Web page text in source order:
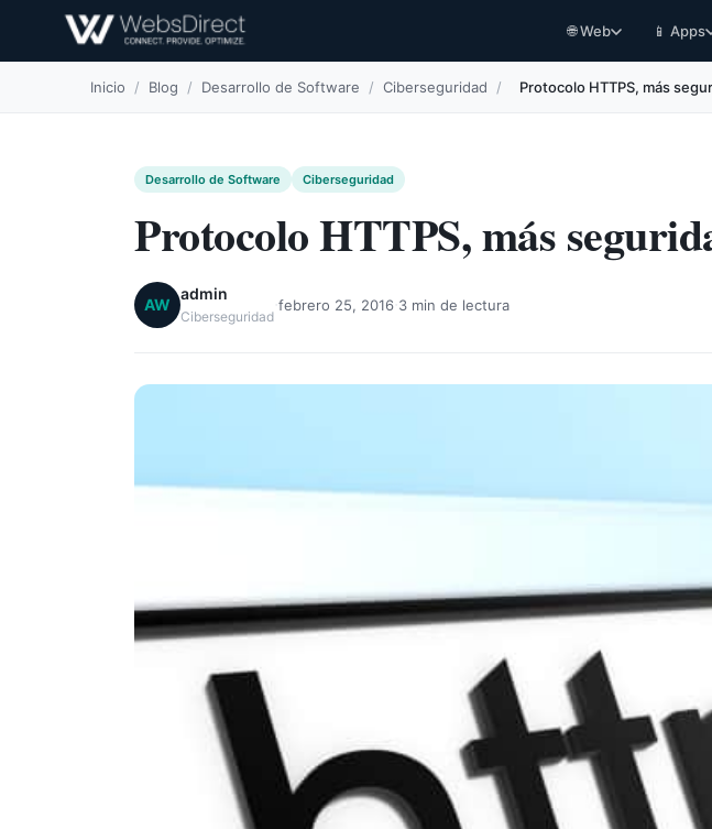
🌐 Web 📱 Apps
Inicio / Blog / Desarrollo de Software / Ciberseguridad / Protocolo HTTPS, más
Desarrollo de Software Ciberseguridad
Protocolo HTTPS, más
AW
admin
Ciberseguridad
febrero 25, 2016 3 min de lectura